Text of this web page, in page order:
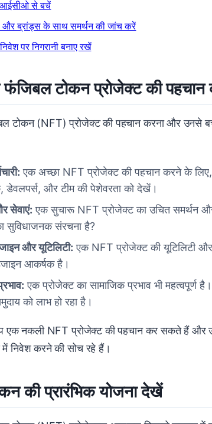
आईसीओ से बचें
और ब्रांड्स के साथ समर्थन की जांच करें
पर निगरानी बनाए रखें
फंजिबल टोकन प्रोजेक्ट की
टोकन (NFT) प्रोजेक्ट की पहचान करना और उनसे
एक अच्छा NFT प्रोजेक्ट की पहचान करने के
डेवलपर्स, और टीम की पेशेवरता को देखें।
सेवाएं: एक सुचारू NFT प्रोजेक्ट का उचित समर्थन और
सुविधाजनक संरचना है?
और यूटिलिटी: एक NFT प्रोजेक्ट की यूटिलिटी
आकर्षक है।
एक प्रोजेक्ट का सामाजिक प्रभाव भी महत्वपूर्ण
को लाभ हो रहा है।
एक नकली NFT प्रोजेक्ट की पहचान कर सकते हैं
निवेश करने की सोच रहे हैं।
की प्रारंभिक योजना देखें